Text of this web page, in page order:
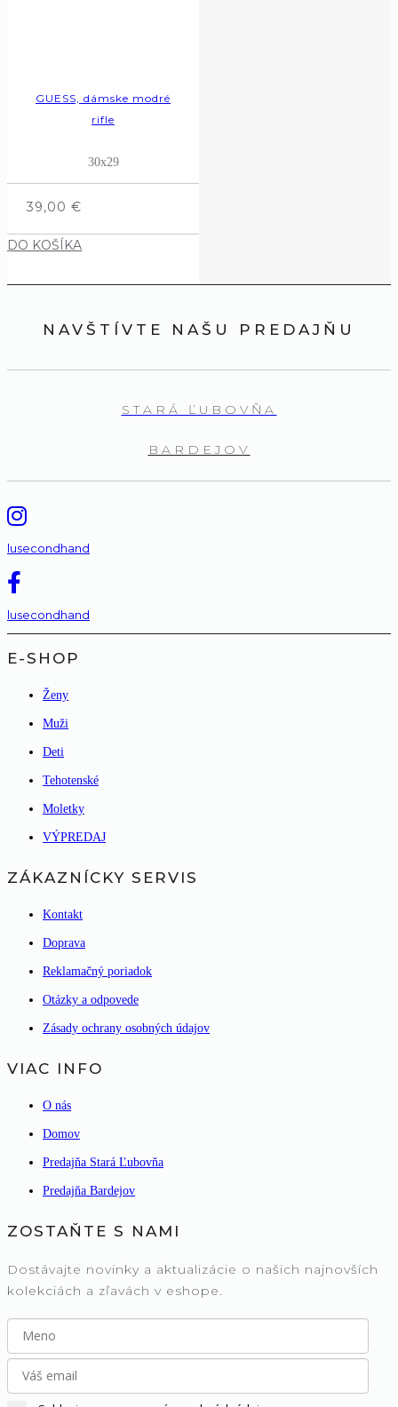
GUESS, dámske modré
rifle
30x29
39,00 €
DO KOŠÍKA
NAVŠTÍVTE NAŠU PREDAJŇU
STARÁ ĽUBOVŇA
BARDEJOV
lusecondhand
lusecondhand
E-SHOP
Ženy
Muži
Deti
Tehotenské
Moletky
VÝPREDAJ
ZÁKAZNÍCKY SERVIS
Kontakt
Doprava
Reklamačný poriadok
Otázky a odpovede
Zásady ochrany osobných údajov
VIAC INFO
O nás
Domov
Predajňa Stará Ľubovňa
Predajňa Bardejov
ZOSTAŇTE S NAMI
Dostávajte novinky a aktualizácie o našich najnovších
kolekciách a zľavách v eshope.